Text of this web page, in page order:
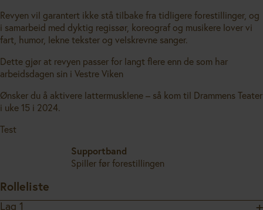
Revyen vil garantert ikke stå tilbake fra tidligere forestillinger, og
i samarbeid med dyktig regissør, koreograf og musikere lover vi
fart, humor, lekne tekster og velskrevne sanger.
Dette gjør at revyen passer for langt flere enn de som har
arbeidsdagen sin i Vestre Viken
Ønsker du å aktivere lattermusklene – så kom til Drammens Teater
i uke 15 i 2024.
Test
Supportband
Spiller før forestillingen
Rolleliste
Lag 1